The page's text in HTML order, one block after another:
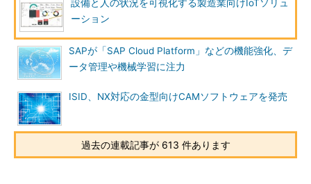
設備と人の状況を可視化する製造業向けIoTソリュ
ーション
SAPが「SAP Cloud Platform」などの機能強化、デ
ータ管理や機械学習に注力
ISID、NX対応の金型向けCAMソフトウェアを発売
過去の連載記事が 613 件あります